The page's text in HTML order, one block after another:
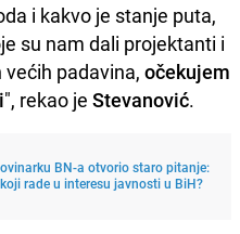
i kakvo je stanje puta,
su nam dali projektanti i
padavina, očekujem
", rekao je Stevanović.
BN-a otvorio staro pitanje:
rade u interesu javnosti u BiH?